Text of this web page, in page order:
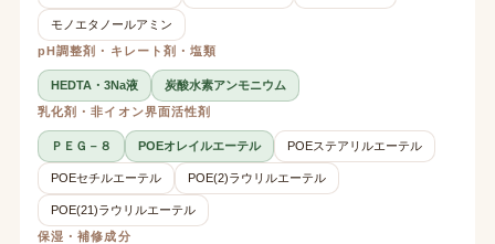
モノエタノールアミン
pH調整剤・キレート剤・塩類
HEDTA・3Na液
炭酸水素アンモニウム
乳化剤・非イオン界面活性剤
ＰＥＧ－８ POEオレイルエーテル POEステアリルエーテル
POEセチルエーテル POE(2)ラウリルエーテル
POE(21)ラウリルエーテル
保湿・補修成分